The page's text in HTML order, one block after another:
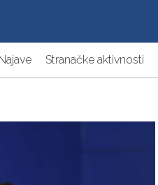
Stranačke aktivnosti